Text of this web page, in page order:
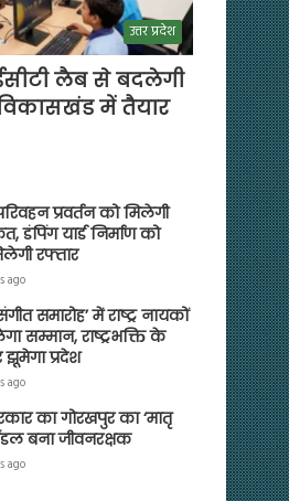
उत्तर प्रदेश
लैब से बदलेगी
में तैयार
प्रवर्तन को मिलेगी
डंपिंग यार्ड निर्माण को
रफ्तार
ago
समारोह’ में राष्ट्र नायकों
सम्मान, राष्ट्रभक्ति के
झूमेगा प्रदेश
ago
का गोरखपुर का ‘मातृ
बना जीवनरक्षक
ago